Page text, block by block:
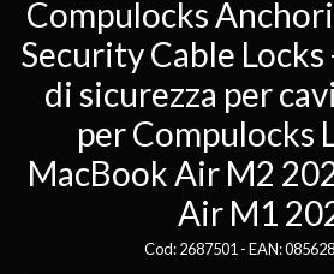
Compulocks
Security Cable
di sicurezza per
per Compulocks
MacBook Air M2
Air M1
Cod: 2687501 - EAN: